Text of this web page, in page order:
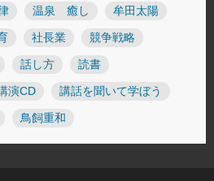
温泉 癒し 牟田太陽
社長業 競争戦略
話し方 読書
演CD 講話を聞いて学ぼう
鳥飼重和